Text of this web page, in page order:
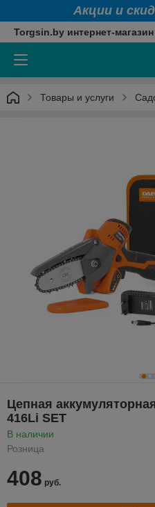
Акции и
Torgsin.by интернет-магазин
Товары и услуги
Цепная
416Li SET
В наличии
Розница
408 руб.